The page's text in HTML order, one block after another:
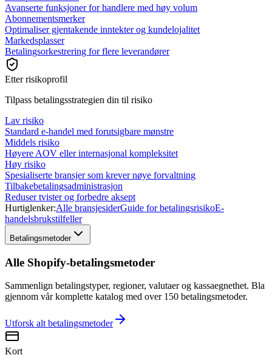
Avanserte funksjoner for handlere med høy volum
Abonnementsmerker
Optimaliser gjentakende inntekter og kundelojalitet
Markedsplasser
Betalingsorkestrering for flere leverandører
Etter risikoprofil
Tilpass betalingsstrategien din til risiko
Lav risiko
Standard e-handel med forutsigbare mønstre
Middels risiko
Høyere AOV eller internasjonal kompleksitet
Høy risiko
Spesialiserte bransjer som krever nøye forvaltning
Tilbakebetalingsadministrasjon
Reduser tvister og forbedre aksept
Hurtiglenker:Alle bransjesiderGuide for betalingsrisikoE-
handelsbrukstilfeller
Betalingsmetoder
Alle Shopify-betalingsmetoder
Sammenlign betalingstyper, regioner, valutaer og kassaegnethet. Bla
gjennom vår komplette katalog med over 150 betalingsmetoder.
Utforsk alt betalingsmetoder
Kort